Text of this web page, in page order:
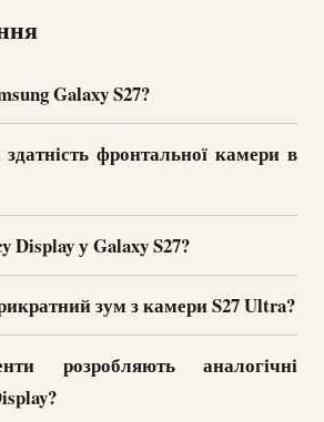
Galaxy S27?
фронтальної камери в
у Galaxy S27?
зум з камери S27 Ultra?
розробляють аналогічні